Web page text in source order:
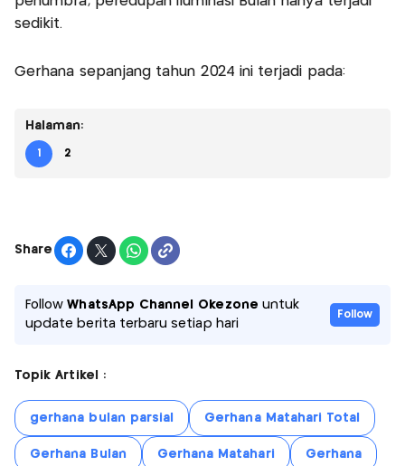
sedikit.
Gerhana sepanjang tahun 2024 ini terjadi pada:
Halaman:
1 2
Share
FollowWhatsApp Channel Okezone untuk
update berita terbaru setiap hari
Follow
Topik Artikel :
gerhana bulan parsial Gerhana Matahari Total
Gerhana Bulan Gerhana Matahari Gerhana